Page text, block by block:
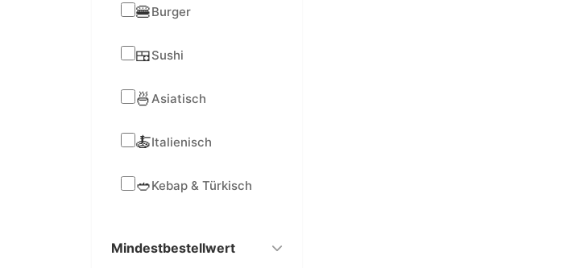
🍔Burger
🍱Sushi
🍜Asiatisch
🍝Italienisch
🥙Kebap & Türkisch
Mindestbestellwert